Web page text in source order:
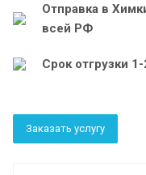
Отправка в
всей РФ
Срок отгрузки
Заказать услугу